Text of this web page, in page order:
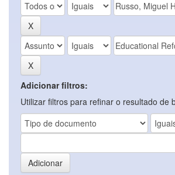
Adicionar filtros:
Utilizar filtros para refinar o resultado de